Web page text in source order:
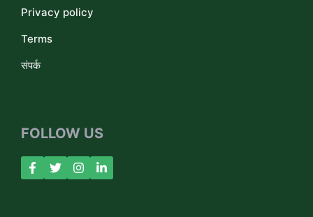
Privacy policy
Terms
संपर्क
FOLLOW US